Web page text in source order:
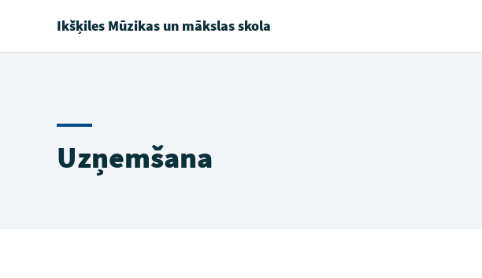
Ikšķiles Mūzikas un mākslas skola
Uzņemšana